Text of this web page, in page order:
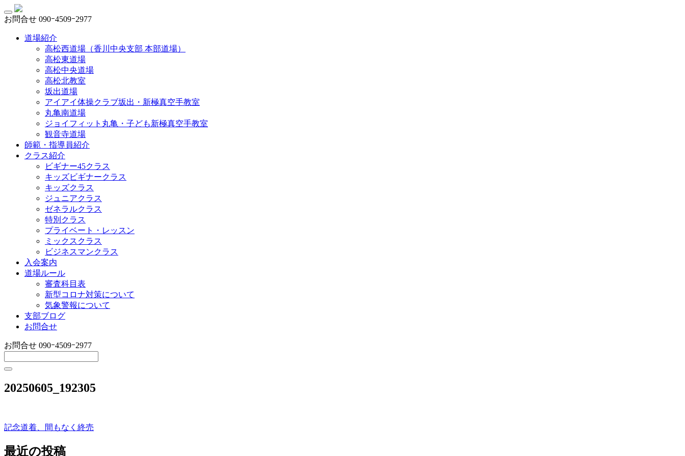
お問合せ 090ｰ4509ｰ2977
道場紹介
高松西道場（香川中央支部 本部道場）
高松東道場
高松中央道場
高松北教室
坂出道場
アイアイ体操クラブ坂出・新極真空手教室
丸亀南道場
ジョイフィット丸亀・子ども新極真空手教室
観音寺道場
師範・指導員紹介
クラス紹介
ビギナー45クラス
キッズビギナークラス
キッズクラス
ジュニアクラス
ゼネラルクラス
特別クラス
プライベート・レッスン
ミックスクラス
ビジネスマンクラス
入会案内
道場ルール
審査科目表
新型コロナ対策について
気象警報について
支部ブログ
お問合せ
お問合せ 090ｰ4509ｰ2977
20250605_192305
投
稿
記念道着、間もなく終売
最近の投稿